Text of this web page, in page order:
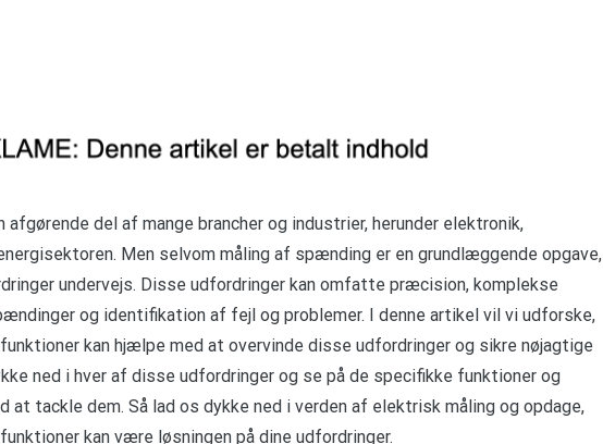
afgørende del af mange brancher og industrier, herunder elektronik,
Men selvom måling af spænding er en grundlæggende opgave,
undervejs. Disse udfordringer kan omfatte præcision, komplekse
og identifikation af fejl og problemer. I denne artikel vil vi udforske,
kan hjælpe med at overvinde disse udfordringer og sikre nøjagtige
ned i hver af disse udfordringer og se på de specifikke funktioner og
at tackle dem. Så lad os dykke ned i verden af elektrisk måling og opdage,
kan være løsningen på dine udfordringer.